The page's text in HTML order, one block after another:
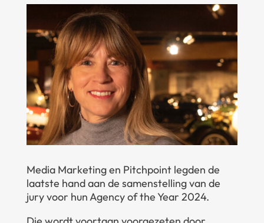
Media Marketing en Pitchpoint legden de
laatste hand aan de samenstelling van de
jury voor hun Agency of the Year 2024.